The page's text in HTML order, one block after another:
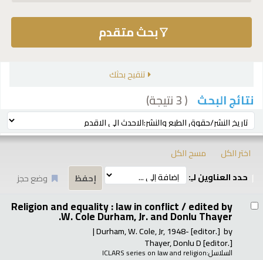
بحث متقدم
تنقيح بحثك
نتائج البحث ( 3 نتيجة)
ترتيب بواسطة:
اختر الكل
مسح الكل
حدد العناوين لـِ:
وضع حجز
Religion and equality : law in conflict /edited by
W. Cole Durham, Jr. and Donlu Thayer.
by
Durham, W. Cole, Jr, 1948-[editor.]
Thayer, Donlu D[editor.]
السلاسل:ICLARS series on law and religion